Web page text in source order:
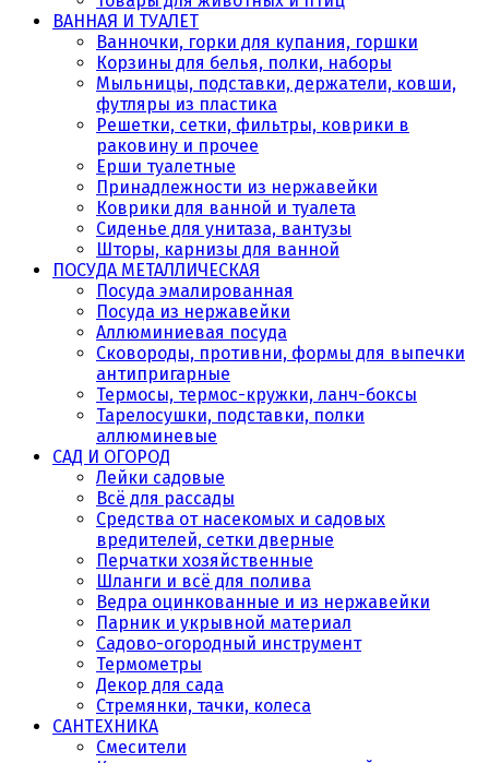
ВАННАЯ И ТУАЛЕТ
Ванночки, горки для купания, горшки
Корзины для белья, полки, наборы
Мыльницы, подставки, держатели, ковши,
футляры из пластика
Решетки, сетки, фильтры, коврики в
раковину и прочее
Ерши туалетные
Принадлежности из нержавейки
Коврики для ванной и туалета
Сиденье для унитаза, вантузы
Шторы, карнизы для ванной
ПОСУДА МЕТАЛЛИЧЕСКАЯ
Посуда эмалированная
Посуда из нержавейки
Аллюминиевая посуда
Сковороды, противни, формы для выпечки
антипригарные
Термосы, термос-кружки, ланч-боксы
Тарелосушки, подставки, полки
аллюминевые
САД И ОГОРОД
Лейки садовые
Всё для рассады
Средства от насекомых и садовых
вредителей, сетки дверные
Перчатки хозяйственные
Шланги и всё для полива
Ведра оцинкованные и из нержавейки
Парник и укрывной материал
Садово-огородный инструмент
Термометры
Декор для сада
Стремянки, тачки, колеса
САНТЕХНИКА
Смесители